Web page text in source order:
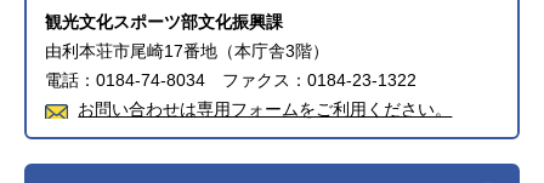
観光文化スポーツ部文化振興課
由利本荘市尾崎17番地（本庁舎3階）
電話：0184-74-8034 ファクス：0184-23-1322
お問い合わせは専用フォームをご利用ください。